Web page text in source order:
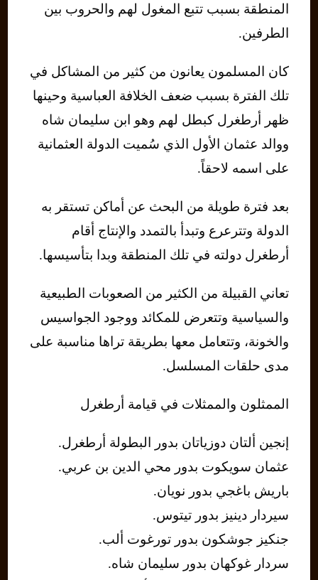
المنطقة بسبب تتبع المغول لهم والحروب بين
الطرفين.
كان المسلمون يعانون من كثير من المشاكل في
تلك الفترة بسبب ضعف الخلافة العباسية وحينها
ظهر أرطغرل كبطل لهم وهو ابن سليمان شاه
ووالد عثمان الأول الذي سُميت الدولة العثمانية
على اسمه لاحقاً.
بعد فترة طويلة من البحث عن أماكن تستقر به
الدولة وتترعرع وتبدأ بالتمدد والإنتاج أقام
أرطغرل دولته في تلك المنطقة وبدا بتأسيسها.
تعاني القبيلة من الكثير من الصعوبات الطبيعية
والسياسية وتتعرض للمكائد ووجود الجواسيس
والخونة، وتتعامل معها بطريقة تراها مناسبة على
مدى حلقات المسلسل.
الممثلون والممثلات في قيامة أرطغرل
إنجين ألتان دوزياتان بدور البطولة أرطغرل.
عثمان سويكوت بدور محي الدين بن عربي.
باريش باغجي بدور نويان.
سيردار دينيز بدور تيتوس.
جنكيز جوشكون بدور تورغوت ألب.
سردار غوكهان بدور سليمان شاه.